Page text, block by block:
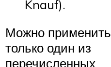
Knauf).
Можно применить
только один из
перечисленных